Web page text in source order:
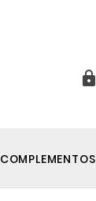

COMPLEMENTOS